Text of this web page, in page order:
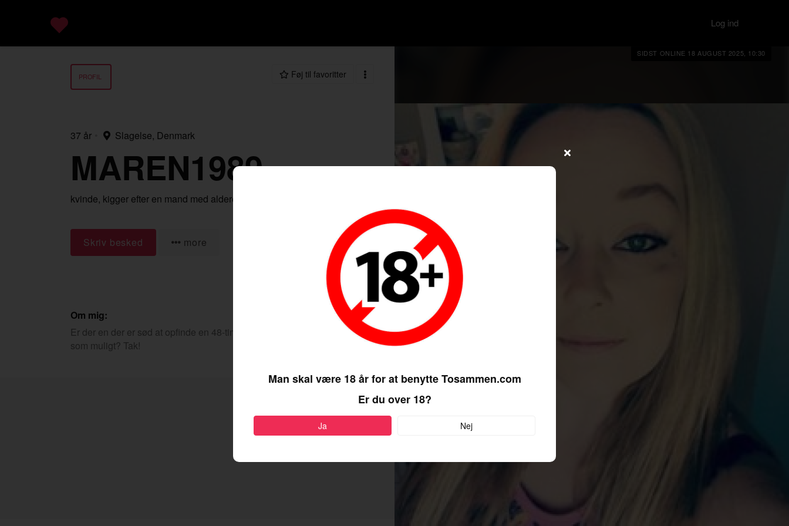
Log ind
SIDST ONLINE 18 AUGUST 2025, 10:30
PROFIL Føj til favoritter
37 år Slagelse, Denmark
MAREN1989
kvinde, kigger efter en mand med alderen 18-99
Skriv besked more
Om mig:
Er der en der er sød at opfinde en 48-timers dag så hurtigt
som muligt? Tak!
Man skal være 18 år for at benytte Tosammen.com
Er du over 18?
Ja Nej